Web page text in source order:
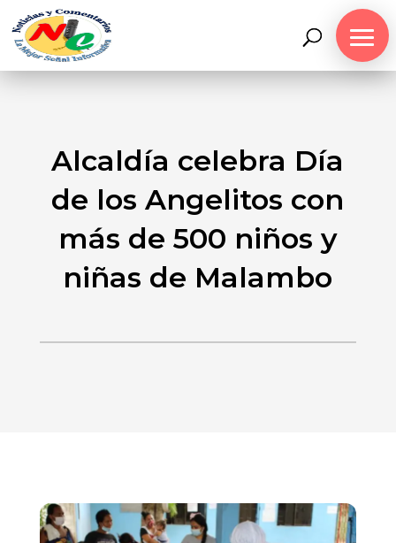
Alcaldía celebra Día
de los Angelitos con
más de 500 niños y
niñas de Malambo